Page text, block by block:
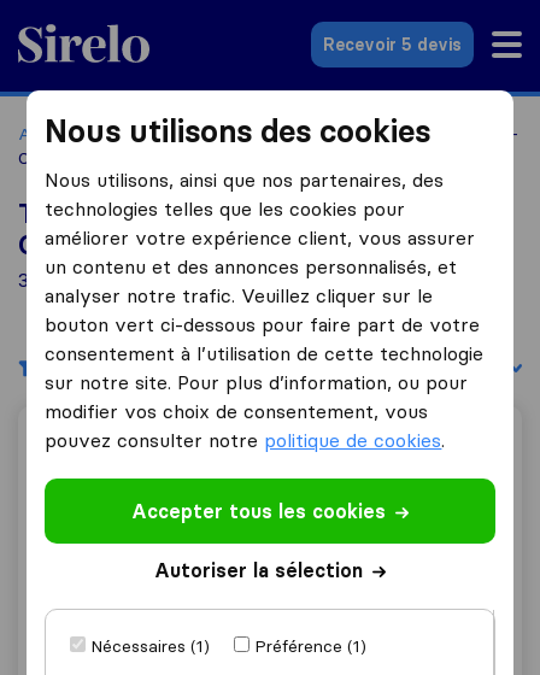
Sirelo.fr
Recevoir 5 devis
Accueil Déménageurs France
Déménageurs Brétigny-sur-
Orge
Top 10 déménageurs à Brétigny-sur-
Orge
3 déménageurs trouvés à Brétigny-sur-Orge
Filtres Trier par :
Demenagements Masson Maison le Ray
8,1
Demenagements Masson Maison le Ray
Demander un devis Détails
Nous utilisons des cookies
Nous utilisons, ainsi que nos partenaires, des
technologies telles que les cookies pour
améliorer votre expérience client, vous assurer
un contenu et des annonces personnalisés, et
analyser notre trafic. Veuillez cliquer sur le
bouton vert ci-dessous pour faire part de votre
consentement à l’utilisation de cette technologie
sur notre site. Pour plus d’information, ou pour
modifier vos choix de consentement, vous
pouvez consulter notre politique de cookies.
Accepter tous les cookies
Autoriser la sélection
Nécessaires (1)
Préférence (1)